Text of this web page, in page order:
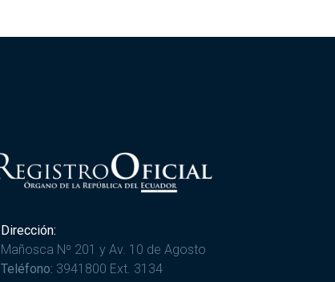
Dirección:
Mañosca Nº 201 y Av. 10 de Agosto
Teléfono: 3941800 Ext. 3134